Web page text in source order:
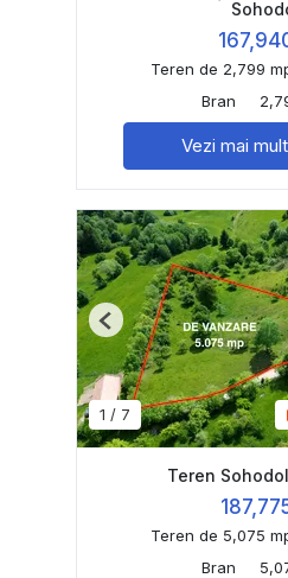
Teren de 2,799
Bran
Vezi mai
1 / 7
Previous
Teren
Teren de 5,075
Bran